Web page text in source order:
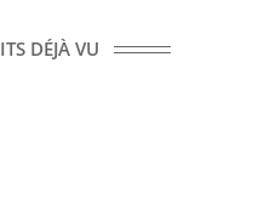
DÉJÀ VU